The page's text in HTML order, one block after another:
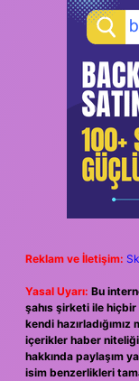
Reklam ve İletişim:
Yasal Uyarı: Bu
şahıs şirketi ile hiçbir
kendi
içerikler haber
hakkında paylaşım
isim benzerlikleri